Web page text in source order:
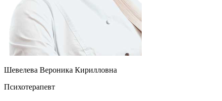
Шевелева Вероника Кирилловна
Психотерапевт